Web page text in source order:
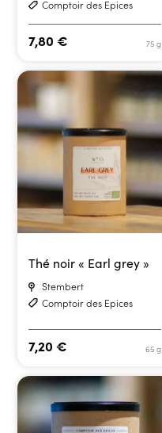
Comptoir des Epices
75 g
7,80€
Thé noir « Earl grey »
Stembert
Comptoir des Epices
65 g
7,20€